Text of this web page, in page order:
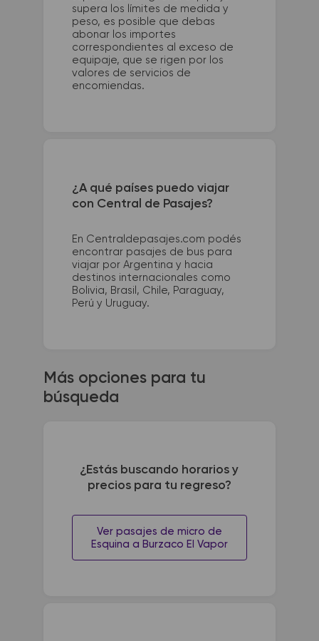
supera los límites de medida y
peso, es posible que debas
abonar los importes
correspondientes al exceso de
equipaje, que se rigen por los
valores de servicios de
encomiendas.
¿A qué países puedo viajar
con Central de Pasajes?
En Centraldepasajes.com podés
encontrar pasajes de bus para
viajar por Argentina y hacia
destinos internacionales como
Bolivia, Brasil, Chile, Paraguay,
Perú y Uruguay.
Más opciones para tu
búsqueda
¿Estás buscando horarios y
precios para tu regreso?
Ver pasajes de micro de
Esquina a Burzaco El Vapor